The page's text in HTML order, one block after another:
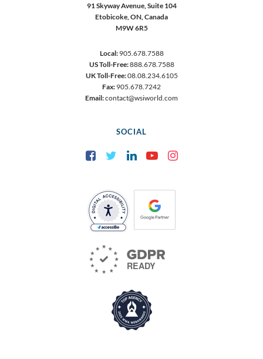
91 Skyway Avenue, Suite 104
Etobicoke, ON, Canada
M9W 6R5
Local:905.678.7588
US Toll-Free:888.678.7588
UK Toll-Free:08.08.234.6105
Fax: 905.678.7242
Email:contact@wsiworld.com
SOCIAL
FacebookTwitter LinkedInYouTube